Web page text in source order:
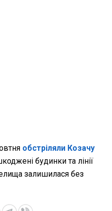
обстріляли Козачу
будинки та лінії
залишилася без